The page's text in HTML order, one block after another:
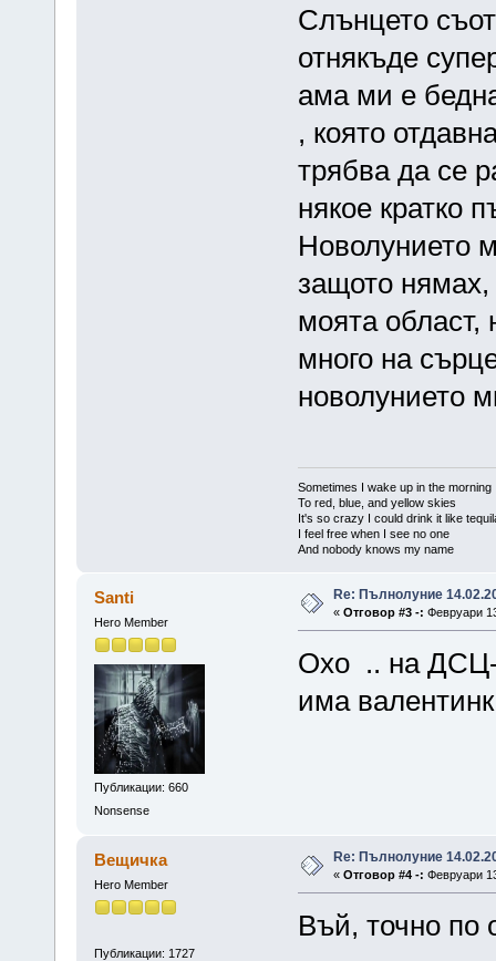
Слънцето
отнякъде
ама ми е
, която
трябва да се
някое кратко
Новолунието
защото
моята
много на
новолунието
Sometimes I wake up in the morning
To red, blue, and yellow skies
It's so crazy I could drink it like
I feel free when I see no one
And nobody knows my name
Santi
Hero Member
Публикации: 660
Nonsense
Re: Пълнолуние
« Отговор #3 -: Февруари
Охо .. на ДСЦ-
има
Вещичка
Hero Member
Публикации: 1727
Re: Пълнолуние
« Отговор #4 -: Февруари
Въй, точно